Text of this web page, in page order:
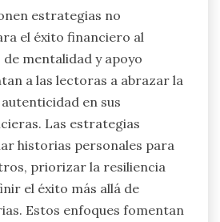
estrategias no
el éxito financiero al
mentalidad y apoyo
a las lectoras a abrazar la
en sus
Las estrategias
historias personales para
priorizar la resiliencia
el éxito más allá de
Estos enfoques fomentan